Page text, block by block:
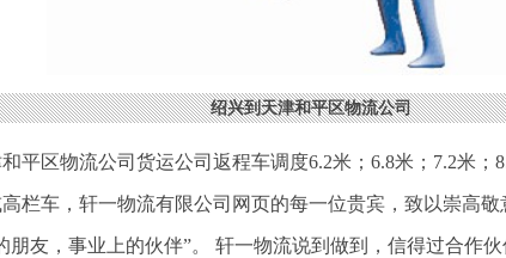
绍兴到天津和平区物流公司
平区物流公司货运公司返程车调度6.2米；6.8米；7.2米；
栏车，轩一物流有限公司网页的每一位贵宾，致以崇高
朋友，事业上的伙伴”。 轩一物流说到做到，信得过合作